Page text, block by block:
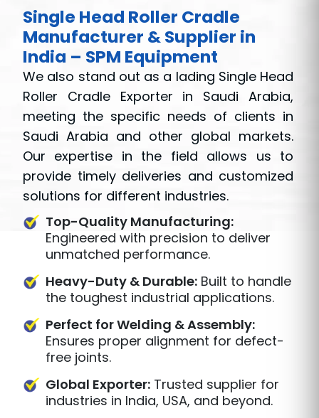
Single Head Roller Cradle
Manufacturer & Supplier in
India – SPM Equipment
We also stand out as a lading Single Head
Roller Cradle Exporter in Saudi Arabia,
meeting the specific needs of clients in
Saudi Arabia and other global markets.
Our expertise in the field allows us to
provide timely deliveries and customized
solutions for different industries.
Top-Quality Manufacturing:
Engineered with precision to deliver
unmatched performance.
Heavy-Duty & Durable: Built to handle
the toughest industrial applications.
Perfect for Welding & Assembly:
Ensures proper alignment for defect-
free joints.
Global Exporter: Trusted supplier for
industries in India, USA, and beyond.